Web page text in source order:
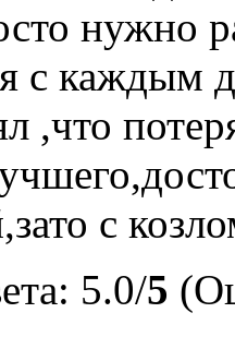
нужно
с
,что
с
5.0/5